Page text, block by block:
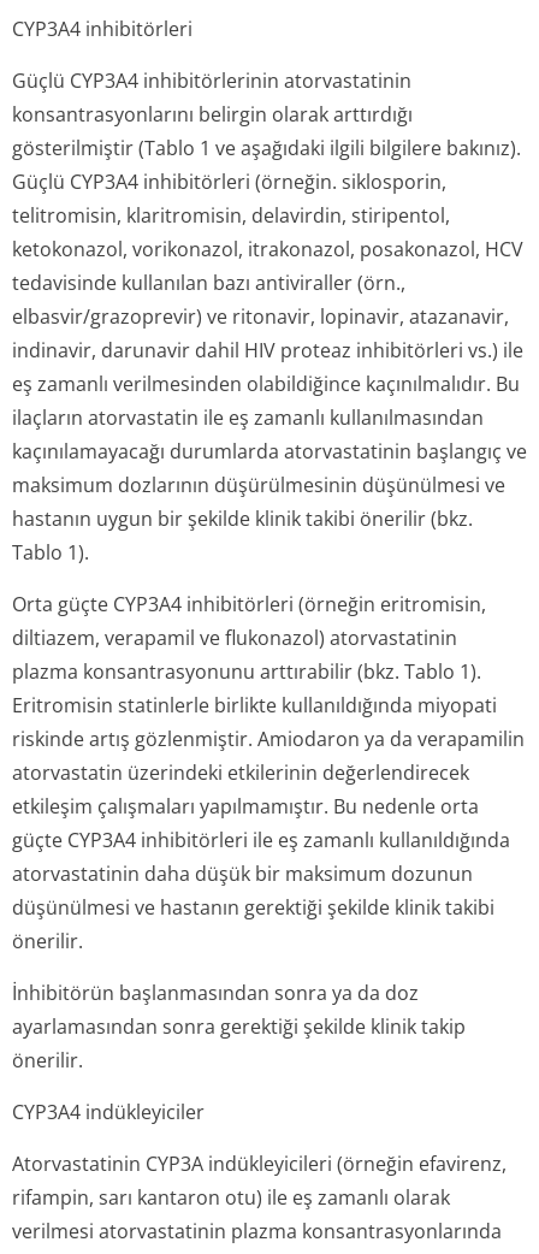
CYP3A4 inhibitörleri
Güçlü CYP3A4 inhibitörlerinin atorvastatinin
konsantrasyonlarını belirgin olarak arttırdığı
gösterilmiştir (Tablo 1 ve aşağıdaki ilgili bilgilere bakınız).
Güçlü CYP3A4 inhibitörleri (örneğin. siklosporin,
telitromisin, klaritromisin, delavirdin, stiripentol,
ketokonazol, vorikonazol, itrakonazol, posakonazol, HCV
tedavisinde kullanılan bazı antiviraller (örn.,
elbasvir/grazo­previr) ve ritonavir, lopinavir, atazanavir,
indinavir, darunavir dahil HIV proteaz inhibitörleri vs.) ile
eş zamanlı verilmesinden olabildiğince kaçınılmalıdır. Bu
ilaçların atorvastatin ile eş zamanlı kullanılmasından
kaçınılamayacağı durumlarda atorvastatinin başlangıç ve
maksimum dozlarının düşürülmesinin düşünülmesi ve
hastanın uygun bir şekilde klinik takibi önerilir (bkz.
Tablo 1).
Orta güçte CYP3A4 inhibitörleri (örneğin eritromisin,
diltiazem, verapamil ve flukonazol) atorvastatinin
plazma konsantrasyonunu arttırabilir (bkz. Tablo 1).
Eritromisin statinlerle birlikte kullanıldığında miyopati
riskinde artış gözlenmiştir. Amiodaron ya da verapamilin
atorvastatin üzerindeki etkilerinin değerlendirecek
etkileşim çalışmaları yapılmamıştır. Bu nedenle orta
güçte CYP3A4 inhibitörleri ile eş zamanlı kullanıldığında
atorvastatinin daha düşük bir maksimum dozunun
düşünülmesi ve hastanın gerektiği şekilde klinik takibi
önerilir.
İnhibitörün başlanmasından sonra ya da doz
ayarlamasından sonra gerektiği şekilde klinik takip
önerilir.
CYP3A4 indükleyiciler
Atorvastatinin CYP3A indükleyicileri (örneğin efavirenz,
rifampin, sarı kantaron otu) ile eş zamanlı olarak
verilmesi atorvastatinin plazma konsantrasyon­larında